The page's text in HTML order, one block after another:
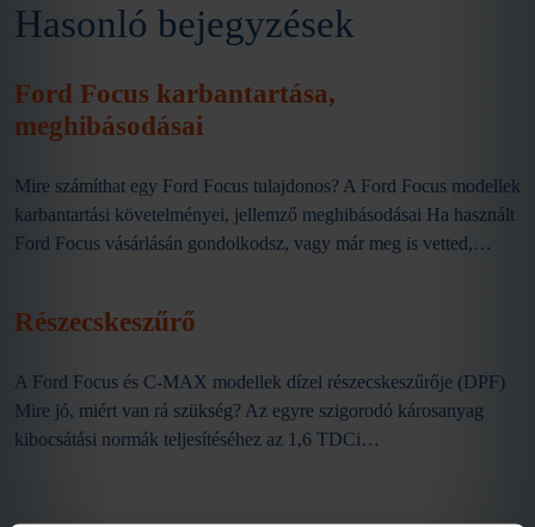
Hasonló bejegyzések
Ford Focus karbantartása,
meghibásodásai
Mire számíthat egy Ford Focus tulajdonos? A Ford Focus modellek
karbantartási követelményei, jellemző meghibásodásai Ha használt
Ford Focus vásárlásán gondolkodsz, vagy már meg is vetted,…
Részecskeszűrő
A Ford Focus és C-MAX modellek dízel részecskeszűrője (DPF)
Mire jó, miért van rá szükség? Az egyre szigorodó károsanyag
kibocsátási normák teljesítéséhez az 1,6 TDCi…